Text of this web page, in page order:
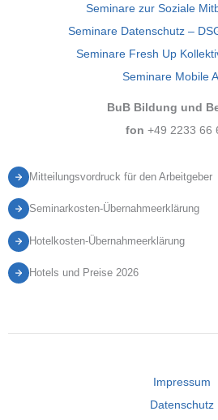
Seminare zur Soziale
Seminare Datenschutz –
Seminare Fresh Up
Seminare Mobile
BuB Bildung und
fon +49 2233 66
Mitteilungsvordruck für den Arbeitgeber
Seminarkosten-Übernahmeerklärung
Hotelkosten-Übernahmeerklärung
Hotels und Preise 2026
Impressum
Datenschutz